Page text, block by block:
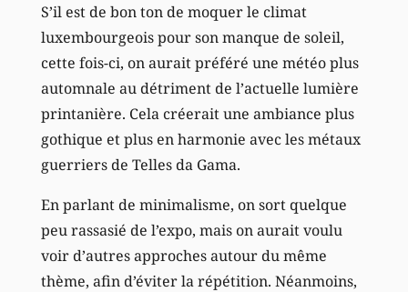
S’il est de bon ton de moquer le climat
luxembourgeois pour son manque de soleil,
cette fois-ci, on aurait préféré une météo plus
automnale au détriment de l’actuelle lumière
printanière. Cela créerait une ambiance plus
gothique et plus en harmonie avec les métaux
guerriers de Telles da Gama.
En parlant de minimalisme, on sort quelque
peu rassasié de l’expo, mais on aurait voulu
voir d’autres approches autour du même
thème, afin d’éviter la répétition. Néanmoins,